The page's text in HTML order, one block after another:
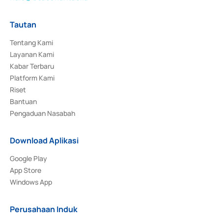
Tautan
Tentang Kami
Layanan Kami
Kabar Terbaru
Platform Kami
Riset
Bantuan
Pengaduan Nasabah
Download Aplikasi
Google Play
App Store
Windows App
Perusahaan Induk